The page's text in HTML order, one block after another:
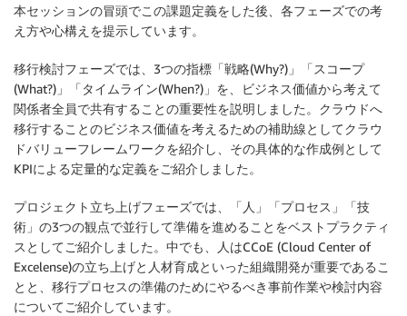
本セッションの冒頭でこの課題定義をした後、各フェーズでの考
え方や心構えを提示しています。
移行検討フェーズでは、3つの指標「戦略(Why?)」「スコープ
(What?)」「タイムライン(When?)」を、ビジネス価値から考えて
関係者全員で共有することの重要性を説明しました。クラウドへ
移行することのビジネス価値を考えるための補助線としてクラウ
ドバリューフレームワークを紹介し、その具体的な作成例として
KPIによる定量的な定義をご紹介しました。
プロジェクト立ち上げフェーズでは、「人」「プロセス」「技
術」の3つの観点で並行して準備を進めることをベストプラクティ
スとしてご紹介しました。中でも、人はCCoE (Cloud Center of
Excelense)の立ち上げと人材育成といった組織開発が重要であるこ
とと、移行プロセスの準備のためにやるべき事前作業や検討内容
についてご紹介しています。